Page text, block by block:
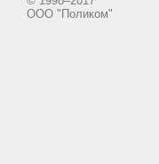
ООО "Поликом"